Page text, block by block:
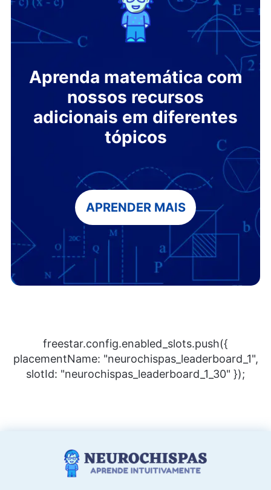
Aprenda matemática com
nossos recursos
adicionais em diferentes
tópicos
APRENDER MAIS
freestar.config.enabled_slots.push({
placementName: "neurochispas_leaderboard_1",
slotId: "neurochispas_leaderboard_1_30" });